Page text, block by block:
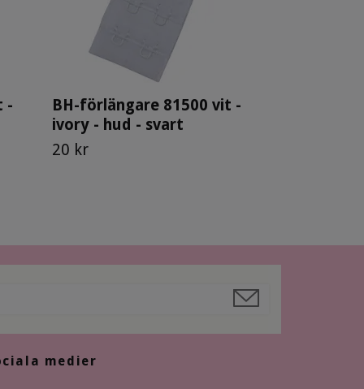
-
BH-förlängare 81500 vit -
ivory - hud - svart
20 kr
medier